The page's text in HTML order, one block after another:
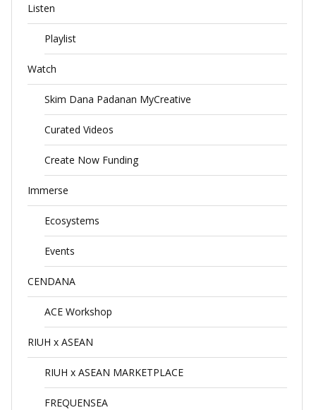
Listen
Playlist
Watch
Skim Dana Padanan MyCreative
Curated Videos
Create Now Funding
Immerse
Ecosystems
Events
CENDANA
ACE Workshop
RIUH x ASEAN
RIUH x ASEAN MARKETPLACE
FREQUENSEA